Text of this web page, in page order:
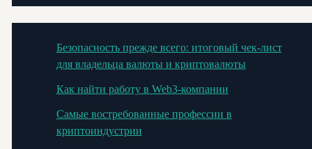
Безопасность прежде всего: итоговый чек-лист
для владельца валюты и криптовалюты
Как найти работу в Web3-компании
Самые востребованные профессии в
криптоиндустрии